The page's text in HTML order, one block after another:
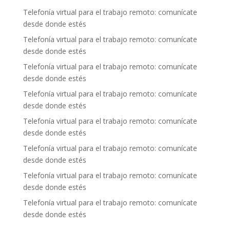
Telefonía virtual para el trabajo remoto: comunícate
desde donde estés
Telefonía virtual para el trabajo remoto: comunícate
desde donde estés
Telefonía virtual para el trabajo remoto: comunícate
desde donde estés
Telefonía virtual para el trabajo remoto: comunícate
desde donde estés
Telefonía virtual para el trabajo remoto: comunícate
desde donde estés
Telefonía virtual para el trabajo remoto: comunícate
desde donde estés
Telefonía virtual para el trabajo remoto: comunícate
desde donde estés
Telefonía virtual para el trabajo remoto: comunícate
desde donde estés